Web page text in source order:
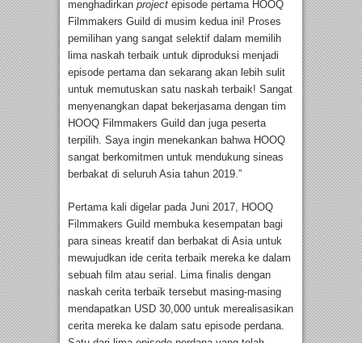
menghadirkan project episode pertama HOOQ
Filmmakers Guild di musim kedua ini! Proses
pemilihan yang sangat selektif dalam memilih
lima naskah terbaik untuk diproduksi menjadi
episode pertama dan sekarang akan lebih sulit
untuk memutuskan satu naskah terbaik! Sangat
menyenangkan dapat bekerjasama dengan tim
HOOQ Filmmakers Guild dan juga peserta
terpilih. Saya ingin menekankan bahwa HOOQ
sangat berkomitmen untuk mendukung sineas
berbakat di seluruh Asia tahun 2019.”
Pertama kali digelar pada Juni 2017, HOOQ
Filmmakers Guild membuka kesempatan bagi
para sineas kreatif dan berbakat di Asia untuk
mewujudkan ide cerita terbaik mereka ke dalam
sebuah film atau serial. Lima finalis dengan
naskah cerita terbaik tersebut masing-masing
mendapatkan USD 30,000 untuk merealisasikan
cerita mereka ke dalam satu episode perdana.